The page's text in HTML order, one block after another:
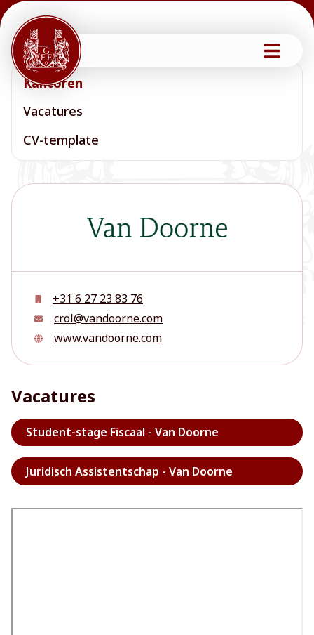
Home
Van Doorne
Kantoren
Vacatures
CV-template
+31 6 27 23 83 76
crol@vandoorne.com
www.vandoorne.com
Vacatures
Student-stage Fiscaal - Van Doorne
Juridisch Assistentschap - Van Doorne